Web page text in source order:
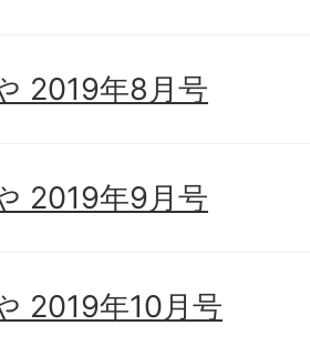
2019年8月号
2019年9月号
2019年10月号